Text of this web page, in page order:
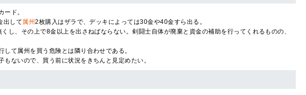
ード。
出して属州2枚購入はザラで、デッキによっては30金や40金すら出る。
し、その上で8金以上を出さねばならない。剣闘士自体が廃棄と資金の補助を行ってくれるものの、
て属州を買う危険とは隣り合わせである。
ないので、買う前に状況をきちんと見定めたい。